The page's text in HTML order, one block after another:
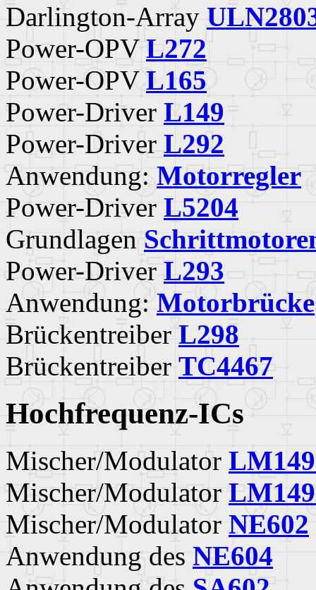
Darlington-Array
Power-OPV L272
Power-OPV L165
Power-Driver L149
Power-Driver L292
Anwendung: Motorregler
Power-Driver L5204
Grundlagen
Power-Driver L293
Anwendung: Motorbrücke
Brückentreiber L298
Brückentreiber TC4467
Hochfrequenz-ICs
Mischer/Modulator
Mischer/Modulator
Mischer/Modulator NE602
Anwendung des NE604